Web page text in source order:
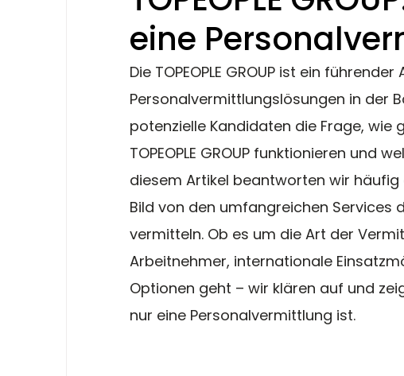
eine
Die TOPEOPLE GROUP ist ein
Personalvermittlungslösungen in der
potenzielle Kandidaten die Frage, wie
TOPEOPLE GROUP funktionieren und
diesem Artikel beantworten wir
Bild von den umfangreichen Services
vermitteln. Ob es um die Art der
Arbeitnehmer, internationale
Optionen geht – wir klären auf und
nur eine Personalvermittlung ist.